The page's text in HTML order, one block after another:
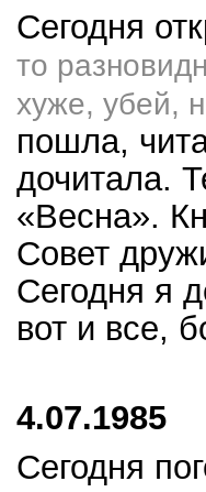
Сегодня
то
хуже, убей,
пошла,
дочитала.
«Весна».
Совет
Сегодня я
вот и все,
4.07.1985
Сегодня